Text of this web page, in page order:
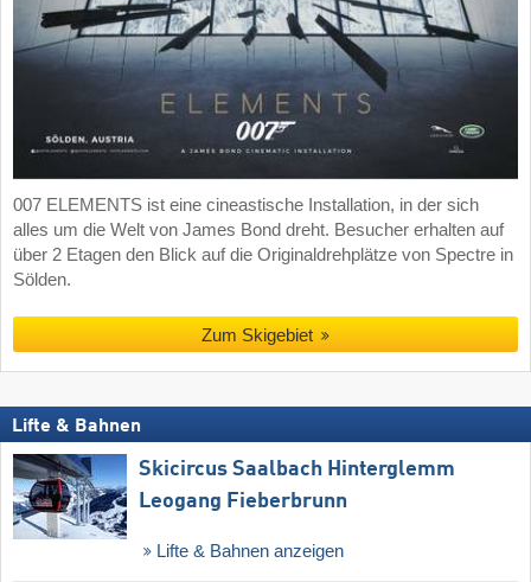
007 ELEMENTS ist eine cineastische Installation, in der sich
alles um die Welt von James Bond dreht. Besucher erhalten auf
über 2 Etagen den Blick auf die Originaldrehplätze von Spectre in
Sölden.
Zum Skigebiet
Lifte & Bahnen
Skicircus Saalbach Hinterglemm
Leogang Fieberbrunn
Lifte & Bahnen anzeigen